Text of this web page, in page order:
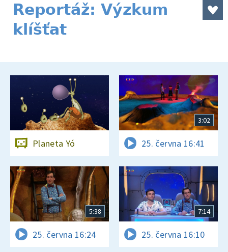
Reportáž: Výzkum
klíšťat
Planeta Yó
3:02
25. června 16:41
5:38
25. června 16:24
7:14
25. června 16:10